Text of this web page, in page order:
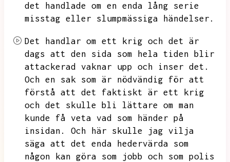
det handlade om en enda lång serie
misstag eller slumpmässiga händelser.
Det handlar om ett krig och det är
dags att den sida som hela tiden blir
attackerad vaknar upp och inser det.
Och en sak som är nödvändig för att
förstå att det faktiskt är ett krig
och det skulle bli lättare om man
kunde få veta vad som händer på
insidan.
Och här skulle jag vilja
säga att det enda hedervärda som
någon kan göra som jobb och som polis